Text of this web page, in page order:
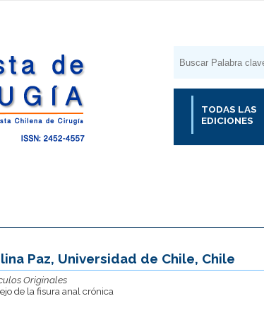
TODAS LAS
EDICIONES
Paz, Universidad de Chile, Chile
Originales
de la fisura anal crónica